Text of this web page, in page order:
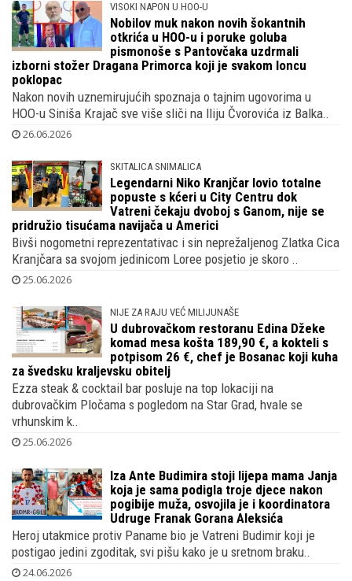
VISOKI NAPON U HOO-U
Nobilov muk nakon novih šokantnih
otkrića u HOO-u i poruke goluba
pismonoše s Pantovčaka uzdrmali
izborni stožer Dragana Primorca koji je svakom loncu
poklopac
Nakon novih uznemirujućih spoznaja o tajnim ugovorima u
HOO-u Siniša Krajač sve više sliči na Iliju Čvorovića iz Balka..
26.06.2026
SKITALICA SNIMALICA
Legendarni Niko Kranjčar lovio totalne
popuste s kćeri u City Centru dok
Vatreni čekaju dvoboj s Ganom, nije se
pridružio tisućama navijača u Americi
Bivši nogometni reprezentativac i sin neprežaljenog Zlatka Cica
Kranjčara sa svojom jedinicom Loree posjetio je skoro ..
25.06.2026
NIJE ZA RAJU VEĆ MILIJUNAŠE
U dubrovačkom restoranu Edina Džeke
komad mesa košta 189,90 €, a kokteli s
potpisom 26 €, chef je Bosanac koji kuha
za švedsku kraljevsku obitelj
Ezza steak & cocktail bar posluje na top lokaciji na
dubrovačkim Pločama s pogledom na Star Grad, hvale se
vrhunskim k..
25.06.2026
Iza Ante Budimira stoji lijepa mama Janja
koja je sama podigla troje djece nakon
pogibije muža, osvojila je i koordinatora
Udruge Franak Gorana Aleksića
Heroj utakmice protiv Paname bio je Vatreni Budimir koji je
postigao jedini zgoditak, svi pišu kako je u sretnom braku..
24.06.2026